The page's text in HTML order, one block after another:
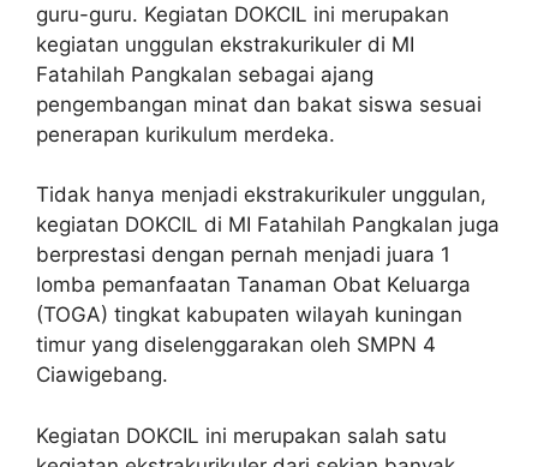
guru-guru. Kegiatan DOKCIL ini merupakan
kegiatan unggulan ekstrakurikuler di MI
Fatahilah Pangkalan sebagai ajang
pengembangan minat dan bakat siswa sesuai
penerapan kurikulum merdeka.
Tidak hanya menjadi ekstrakurikuler unggulan,
kegiatan DOKCIL di MI Fatahilah Pangkalan juga
berprestasi dengan pernah menjadi juara 1
lomba pemanfaatan Tanaman Obat Keluarga
(TOGA) tingkat kabupaten wilayah kuningan
timur yang diselenggarakan oleh SMPN 4
Ciawigebang.
Kegiatan DOKCIL ini merupakan salah satu